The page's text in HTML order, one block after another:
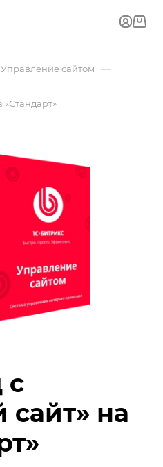
Управление сайтом —
с
на